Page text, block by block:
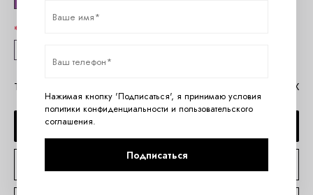
Таблица размеров Gaia Помощь в MAX
КУПИТЬ В 1 КЛИК
Нажимая кнопку 'Подписаться', я принимаю условия
политики конфиденциальности и пользовательского
соглашения.
Подписаться